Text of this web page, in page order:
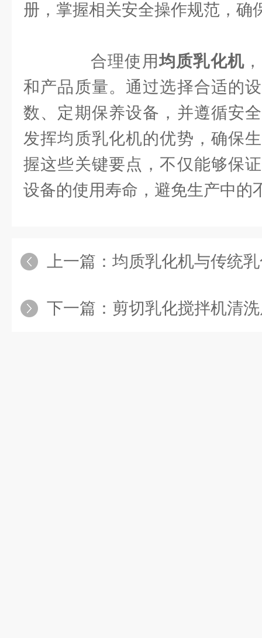
册，掌握相关安全操作规范，确
合理使用均质乳化机
和产品质量。通过选择合适的
数、定期保养设备，并遵循安
发挥均质乳化机的优势，确保
握这些关键要点，不仅能够保
设备的使用寿命，避免生产中的
上一篇： 均质乳化机与传统乳化
下一篇： 剪切乳化搅拌机清